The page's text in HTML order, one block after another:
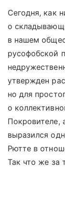
Сегодня, как
о
в нашем
русофобской
утвержден
но для
о
Покровителе,
выразился
Рютте в
Так что же за